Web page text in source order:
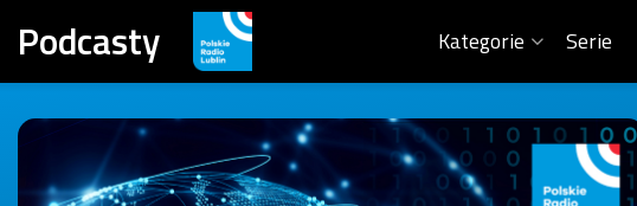
Podcasty Kategorie Serie